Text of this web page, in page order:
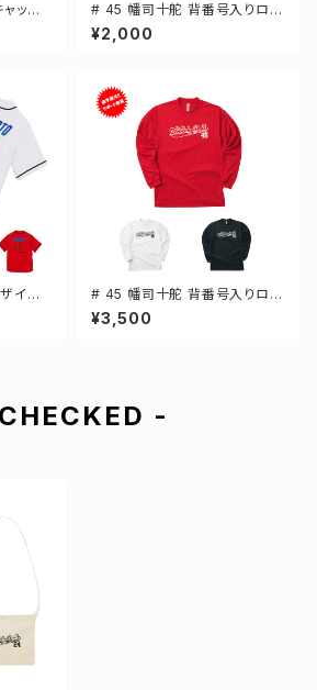
ップ
# 45 幡司十舵 背番号入りロゴ
キャンバスサコッシュ 選手還元
2カラー 001461
¥2,000
イン
ボール
# 45 幡司十舵 背番号入りロゴ
ドライTシャツ 長袖 選手還元 3
カラー S-5Lサイズ 000304
¥3,500
-